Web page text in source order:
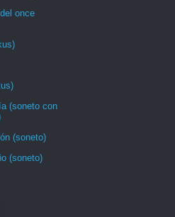
once
(soneto con
(soneto)
(soneto)